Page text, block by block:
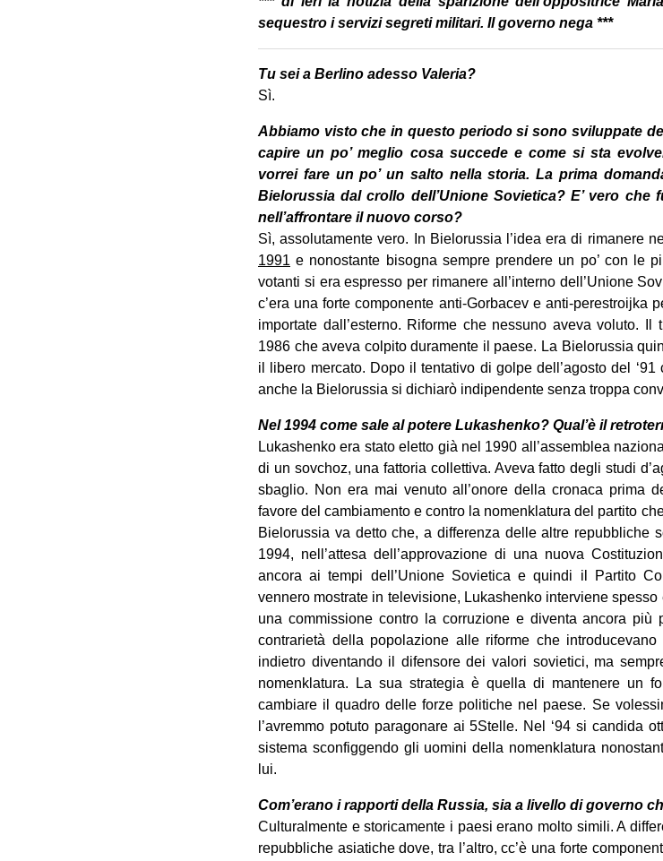
sequestro i servizi segreti militari. Il governo nega ***
Tu sei a Berlino adesso Valeria?
Sì.
Abbiamo visto che in questo periodo si sono sviluppate
capire un po’ meglio cosa succede e come si sta
vorrei fare un po’ un salto nella storia. La prima
Bielorussia dal crollo dell’Unione Sovietica? E’ vero
nell’affrontare il nuovo corso?
Sì, assolutamente vero. In Bielorussia l’idea era di rimanere
1991 e nonostante bisogna sempre prendere un po’ con le
votanti si era espresso per rimanere all’interno dell’Unione
c’era una forte componente anti-Gorbacev e anti-perestroijka
importate dall’esterno. Riforme che nessuno aveva voluto.
1986 che aveva colpito duramente il paese. La Bielorussia
il libero mercato. Dopo il tentativo di golpe dell’agosto del
anche la Bielorussia si dichiarò indipendente senza troppa
Nel 1994 come sale al potere Lukashenko? Qual’è il
Lukashenko era stato eletto già nel 1990 all’assemblea
di un sovchoz, una fattoria collettiva. Aveva fatto degli studi
sbaglio. Non era mai venuto all’onore della cronaca prima
favore del cambiamento e contro la nomenklatura del partito
Bielorussia va detto che, a differenza delle altre repubbliche
1994, nell’attesa dell’approvazione di una nuova
ancora ai tempi dell’Unione Sovietica e quindi il Partito
vennero mostrate in televisione, Lukashenko interviene
una commissione contro la corruzione e diventa ancora più
contrarietà della popolazione alle riforme che
indietro diventando il difensore dei valori sovietici, ma
nomenklatura. La sua strategia è quella di mantenere un
cambiare il quadro delle forze politiche nel paese. Se
l’avremmo potuto paragonare ai 5Stelle. Nel ‘94 si candida
sistema sconfiggendo gli uomini della nomenklatura
lui.
Com’erano i rapporti della Russia, sia a livello di governo
Culturalmente e storicamente i paesi erano molto simili. A
repubbliche asiatiche dove, tra l’altro, cc’è una forte